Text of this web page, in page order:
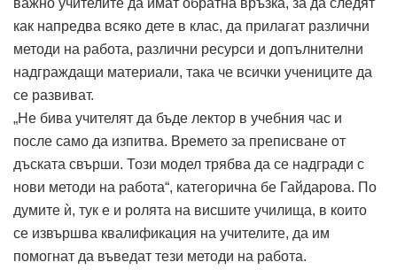
как напредва всяко дете в клас, да прилагат различни
методи на работа, различни ресурси и допълнителни
надграждащи материали, така че всички учениците да
се развиват.
„Не бива учителят да бъде лектор в учебния час и
после само да изпитва. Времето за преписване от
дъската свърши. Този модел трябва да се надгради с
нови методи на работа“, категорична бе Гайдарова. По
думите ѝ, тук е и ролята на висшите училища, в които
се извършва квалификация на учителите, да им
помогнат да въведат тези методи на работа.